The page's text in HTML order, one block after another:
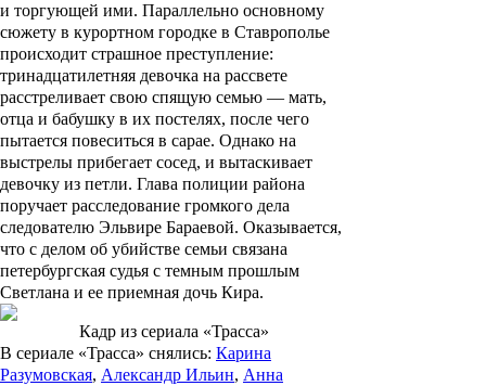
и торгующей ими. Параллельно основному
сюжету в курортном городке в Ставрополье
происходит страшное преступление:
тринадцатилетняя девочка на рассвете
расстреливает свою спящую семью — мать,
отца и бабушку в их постелях, после чего
пытается повеситься в сарае. Однако на
выстрелы прибегает сосед, и вытаскивает
девочку из петли. Глава полиции района
поручает расследование громкого дела
следователю Эльвире Бараевой. Оказывается,
что с делом об убийстве семьи связана
петербургская судья с темным прошлым
Светлана и ее приемная дочь Кира.
Кадр из сериала «Трасса»
В сериале «Трасса» снялись: Карина
Разумовская, Александр Ильин, Анна